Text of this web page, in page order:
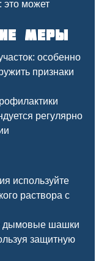
это может
меры
особенно
признаки
регулярно
используйте
раствора с
дымовые шашки
защитную